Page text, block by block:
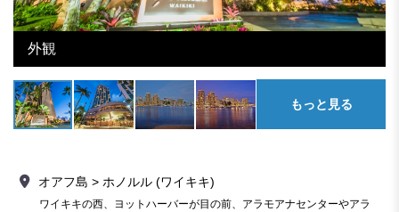
外観
もっと見る
オアフ島 > ホノルル (ワイキキ)
ワイキキの西、ヨットハーバーが目の前、アラモアナセンターやアラ